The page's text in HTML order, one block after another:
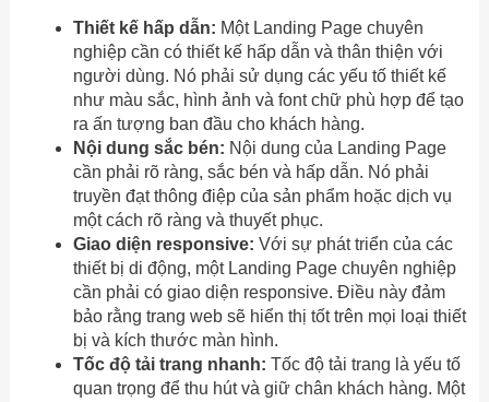
Thiết kế hấp dẫn: Một Landing Page chuyên
nghiệp cần có thiết kế hấp dẫn và thân thiện với
người dùng. Nó phải sử dụng các yếu tố thiết kế
như màu sắc, hình ảnh và font chữ phù hợp để tạo
ra ấn tượng ban đầu cho khách hàng.
Nội dung sắc bén: Nội dung của Landing Page
cần phải rõ ràng, sắc bén và hấp dẫn. Nó phải
truyền đạt thông điệp của sản phẩm hoặc dịch vụ
một cách rõ ràng và thuyết phục.
Giao diện responsive: Với sự phát triển của các
thiết bị di động, một Landing Page chuyên nghiệp
cần phải có giao diện responsive. Điều này đảm
bảo rằng trang web sẽ hiển thị tốt trên mọi loại thiết
bị và kích thước màn hình.
Tốc độ tải trang nhanh: Tốc độ tải trang là yếu tố
quan trọng để thu hút và giữ chân khách hàng. Một